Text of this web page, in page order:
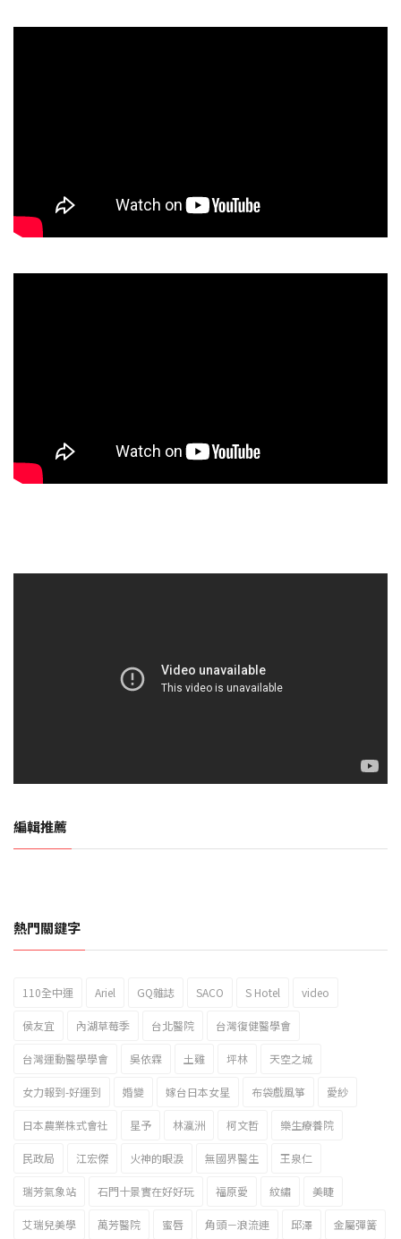
編輯推薦
2023新北市北海岸國際風箏節「風在石起」霸氣回歸
熱門關鍵字
110全中運 Ariel GQ雜誌 SACO S Hotel video
侯友宜 內湖草莓季 台北醫院 台灣復健醫學會
台灣運動醫學學會 吳依霖 土雞 坪林 天空之城
女力報到-好運到 婚變 嫁台日本女星 布袋戲風箏 愛紗
日本農業株式會社 星予 林瀛洲 柯文哲 樂生療養院
民政局 江宏傑 火神的眼淚 無國界醫生 王泉仁
瑞芳氣象站 石門十景實在好好玩 福原愛 紋繡 美睫
艾瑞兒美學 萬芳醫院 蜜唇 角頭－浪流連 邱澤 金屬彈簧